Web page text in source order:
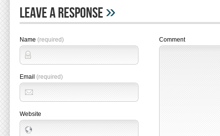
Leave A Response»
Name (required)
Email (required)
Website
Comment